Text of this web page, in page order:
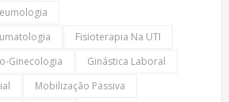
Fisioterapia Na UTI
Ginecologia
Ginástica Laboral
Mobilização Passiva